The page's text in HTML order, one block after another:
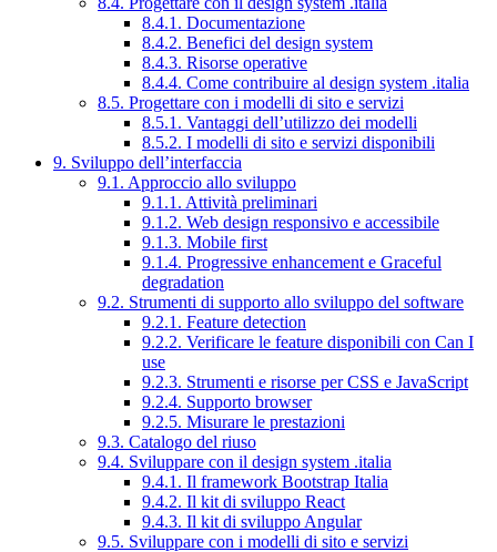
8.4.1. Documentazione
8.4.2. Benefici del design system
8.4.3. Risorse operative
8.4.4. Come contribuire al design system .italia
8.5. Progettare con i modelli di sito e servizi
8.5.1. Vantaggi dell’utilizzo dei modelli
8.5.2. I modelli di sito e servizi disponibili
9. Sviluppo dell’interfaccia
9.1. Approccio allo sviluppo
9.1.1. Attività preliminari
9.1.2. Web design responsivo e accessibile
9.1.3. Mobile first
9.1.4. Progressive enhancement e Graceful
degradation
9.2. Strumenti di supporto allo sviluppo del software
9.2.1. Feature detection
9.2.2. Verificare le feature disponibili con Can I
use
9.2.3. Strumenti e risorse per CSS e JavaScript
9.2.4. Supporto browser
9.2.5. Misurare le prestazioni
9.3. Catalogo del riuso
9.4. Sviluppare con il design system .italia
9.4.1. Il framework Bootstrap Italia
9.4.2. Il kit di sviluppo React
9.4.3. Il kit di sviluppo Angular
9.5. Sviluppare con i modelli di sito e servizi